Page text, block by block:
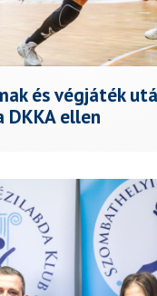
és végjáték
ellen